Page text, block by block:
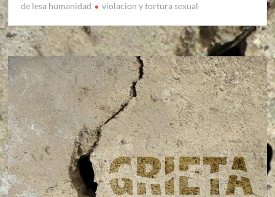
de lesa humanidad
violacion y tortura sexual